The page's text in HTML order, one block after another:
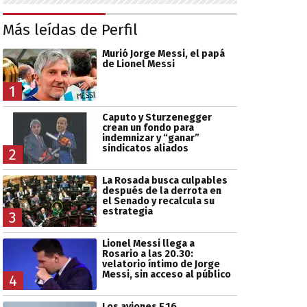
Más leídas de Perfil
1
Murió Jorge Messi, el papá
de Lionel Messi
2
Caputo y Sturzenegger
crean un fondo para
indemnizar y “ganar”
sindicatos aliados
3
La Rosada busca culpables
después de la derrota en
el Senado y recalcula su
estrategia
4
Lionel Messi llega a
Rosario a las 20.30:
velatorio íntimo de Jorge
Messi, sin acceso al público